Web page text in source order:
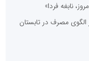
نابغه فردا»
مصرف در تابستان